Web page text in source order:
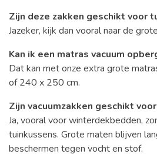
Zijn deze zakken geschikt voor
Jazeker, kijk dan vooral naar de
Kan ik een matras vacuum
Dat kan met onze extra grote
of 240 x 250 cm.
Zijn vacuumzakken geschikt
Ja, vooral voor winterdekbedden,
tuinkussens. Grote maten blijven
beschermen tegen vocht en stof.